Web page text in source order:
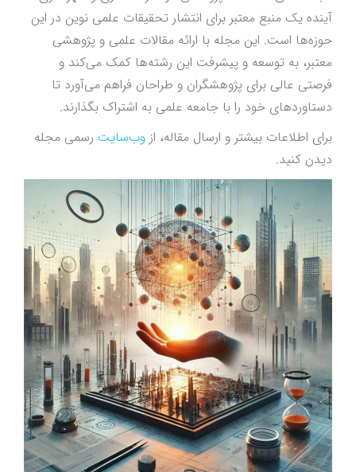
آینده یک منبع معتبر برای انتشار تحقیقات علمی نوین در این
حوزه‌ها است. این مجله با ارائه مقالات علمی و پژوهشی
معتبر، به توسعه و پیشرفت این رشته‌ها کمک می‌کند و
فرصتی عالی برای پژوهشگران و طراحان فراهم می‌آورد تا
دستاوردهای خود را با جامعه علمی به اشتراک بگذارند.
برای اطلاعات بیشتر و ارسال مقاله، از وب‌سایت رسمی مجله
دیدن کنید.